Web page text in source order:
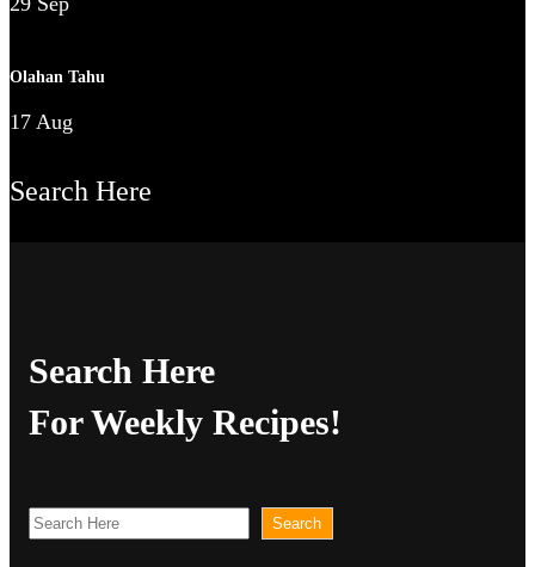
Olahan Tahu
17 Aug
Search Here
Search Here
For Weekly Recipes!
S
Search